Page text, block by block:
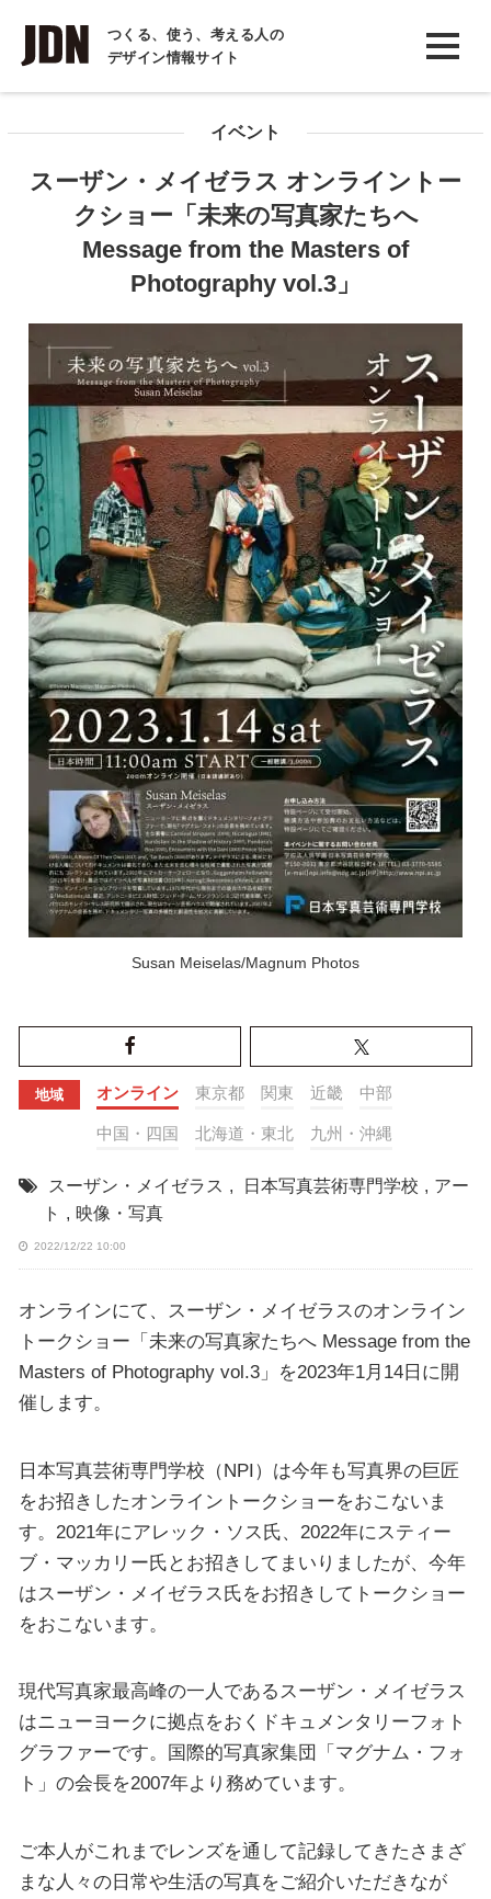
つくる、使う、考える人の
デザイン情報サイト
INTERVIEW
インタビュー
COLUMN
コラム
イベント
スーザン・メイゼラス オンライントー
クショー「未来の写真家たちへ
Message from the Masters of
Photography vol.3」
Susan Meiselas/Magnum Photos
地域 オンライン 東京都 関東 近畿 中部
中国・四国 北海道・東北 九州・沖縄
スーザン・メイゼラス , 日本写真芸術専門学校 , アー
ト , 映像・写真
2022/12/22 10:00
オンラインにて、スーザン・メイゼラスのオンライン
トークショー「未来の写真家たちへ Message from the
Masters of Photography vol.3」を2023年1月14日に開
催します。
日本写真芸術専門学校（NPI）は今年も写真界の巨匠
をお招きしたオンライントークショーをおこないま
す。2021年にアレック・ソス氏、2022年にスティー
ブ・マッカリー氏とお招きしてまいりましたが、今年
はスーザン・メイゼラス氏をお招きしてトークショー
をおこないます。
現代写真家最高峰の一人であるスーザン・メイゼラス
はニューヨークに拠点をおくドキュメンタリーフォト
グラファーです。国際的写真家集団「マグナム・フォ
ト」の会長を2007年より務めています。
ご本人がこれまでレンズを通して記録してきたさまざ
まな人々の日常や生活の写真をご紹介いただきなが